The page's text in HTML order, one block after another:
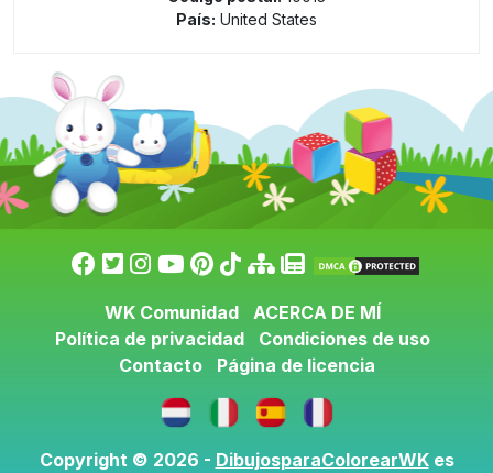
País: United States
WK Comunidad
ACERCA DE MÍ
Política de privacidad
Condiciones de uso
Contacto
Página de licencia
Copyright © 2026 - DibujosparaColorearWKes